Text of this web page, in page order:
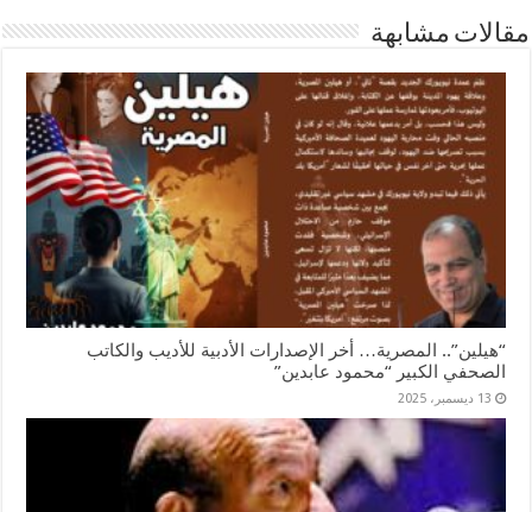
مقالات مشابهة
“هيلين”.. المصرية… أخر الإصدارات الأدبية للأديب والكاتب
الصحفي الكبير “محمود عابدين”
13 ديسمبر، 2025